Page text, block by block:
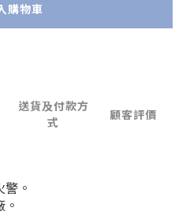
購物車
送貨及付款方
式
顧客評價
。